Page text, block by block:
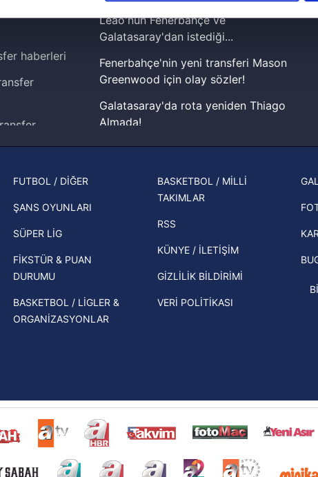
sunabilmek için İnternet Sitemizde kendimize ve üçüncü
kişisel verileriniz işlenmekte olup gerekli olan çerezler bilgi
Diğer çerezler, sitemizin daha işlevsel kılınması ve
yapılması, amaçlarıyla sınırlı olarak açık rızanız
aşağıda yer alan panel vasıtasıyla belirleyebilirsiniz.
Korunması Kanunu uyarınca hazırlanmış Aydınlatma
kullanılan çerezlerle ilgili bilgi almak için lütfentıklayınız
haberleri
Treansferde son dakika! Rafael
Leao'nun Fenerbahçe ve
Galatasaray'dan istediği...
Fenerbahçe'nin yeni transferi Mason
Greenwood için olay sözler!
Galatasaray'da rota yeniden Thiago
Almada!
Fenerbahçe'nin Şampiyonlar Ligi'nde
Zabrze'yi elerlerse...
basından gündem olan manşetler!
Beşiktaş'ın UEFA Avrupa Ligi'nde 3. Ön
FUTBOL / DİĞER
ŞANS OYUNLARI
SÜPER LİG
FİKSTÜR & PUAN
DURUMU
BASKETBOL / LİGLER &
ORGANİZASYONLAR
BASKETBOL / MİLLİ
TAKIMLAR
RSS
KÜNYE / İLETİŞİM
GİZLİLİK BİLDİRİMİ
VERİ POLİTİKASI